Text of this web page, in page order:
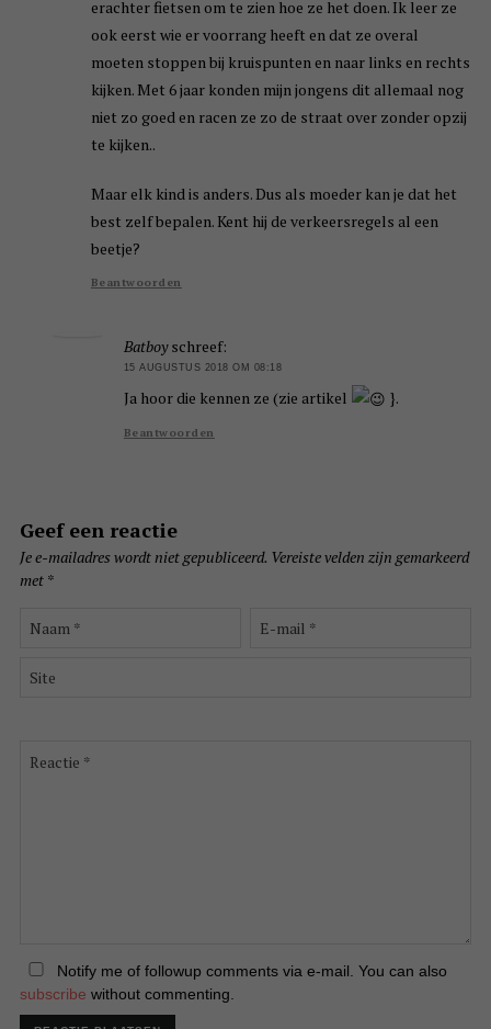
erachter fietsen om te zien hoe ze het doen. Ik leer ze
ook eerst wie er voorrang heeft en dat ze overal
moeten stoppen bij kruispunten en naar links en rechts
kijken. Met 6 jaar konden mijn jongens dit allemaal nog
niet zo goed en racen ze zo de straat over zonder opzij
te kijken..
Maar elk kind is anders. Dus als moeder kan je dat het
best zelf bepalen. Kent hij de verkeersregels al een
beetje?
Beantwoorden
Batboy schreef:
15 AUGUSTUS 2018 OM 08:18
Ja hoor die kennen ze (zie artikel }.
Beantwoorden
Geef een reactie
Je e-mailadres wordt niet gepubliceerd. Vereiste velden zijn gemarkeerd
met *
Notify me of followup comments via e-mail. You can also
subscribe without commenting.